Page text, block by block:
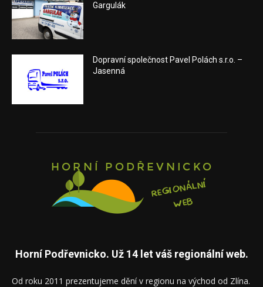
Gargulák
Dopravní společnost Pavel Polách s.r.o. –
Jasenná
Horní Podřevnicko. Už 14 let váš regionální web.
Od roku 2011 prezentujeme dění v regionu na východ od Zlína.